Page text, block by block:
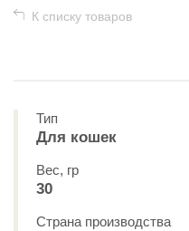
К списку товаров
Тип
Для кошек
Вес, гр
30
Страна производства